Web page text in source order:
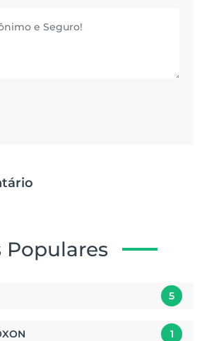
Populares
5
1